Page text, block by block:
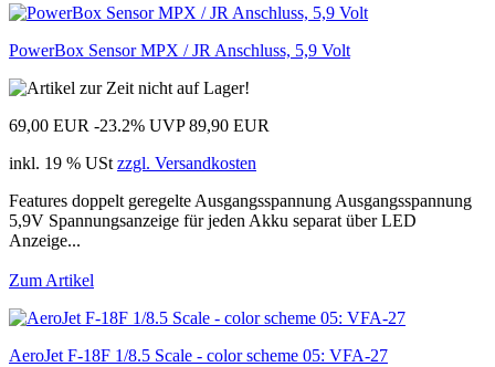
PowerBox Sensor MPX / JR Anschluss, 5,9 Volt
69,00 EUR -23.2% UVP 89,90 EUR
inkl. 19 % USt zzgl. Versandkosten
Features doppelt geregelte Ausgangsspannung Ausgangsspannung
5,9V Spannungsanzeige für jeden Akku separat über LED
Anzeige...
Zum Artikel
AeroJet F-18F 1/8.5 Scale - color scheme 05: VFA-27